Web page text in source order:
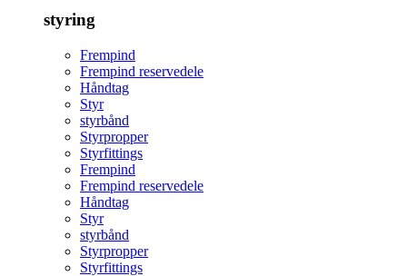
styring
Frempind
Frempind reservedele
Håndtag
Styr
styrbånd
Styrpropper
Styrfittings
Frempind
Frempind reservedele
Håndtag
Styr
styrbånd
Styrpropper
Styrfittings